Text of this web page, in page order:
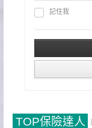
記住我
TOP保險達人